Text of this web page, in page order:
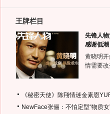
王牌栏目
先锋人物
感谢低
黄晓明
情需要
《秘密天使》陈翔情迷金素恩
NewFace张俪：不怕定型“物质女